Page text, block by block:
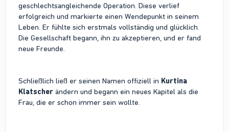
geschlechtsangleichende Operation. Diese verlief
erfolgreich und markierte einen Wendepunkt in seinem
Leben. Er fühlte sich erstmals vollständig und glücklich.
Die Gesellschaft begann, ihn zu akzeptieren, und er fand
neue Freunde.
Schließlich ließ er seinen Namen offiziell in Kurtina
Klatscher ändern und begann ein neues Kapitel als die
Frau, die er schon immer sein wollte.